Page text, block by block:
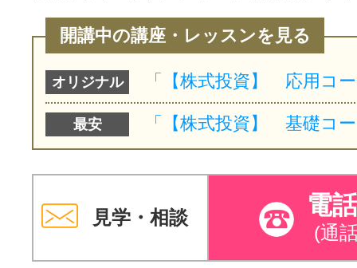
開講中の講座・レッスンを見る
オリジナル
最安
見学・相談 電
(通